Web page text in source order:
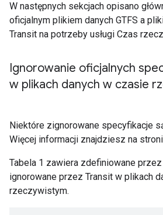
W następnych sekcjach opisano
oficjalnym plikiem danych GTFS a
Transit na potrzeby usługi Czas
Ignorowanie oficjalnych
w plikach danych w czasie
Niektóre zignorowane specyfikacje
Więcej informacji znajdziesz na
Tabela 1 zawiera zdefiniowane
ignorowane przez Transit w plikach
rzeczywistym.